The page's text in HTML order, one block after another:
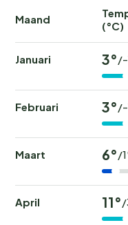
Maand
(°C)
Januari 3°/-
Februari 3°/-
Maart 6°/
April 11°/